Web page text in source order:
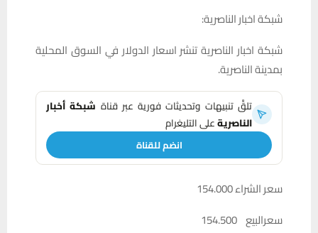
شبكة اخبار الناصرية:
شبكة اخبار الناصرية تنشر اسعار الدولار في السوق المحلية
بمدينة الناصرية.
تلقَّ تنبيهات وتحديثات فورية عبر قناة شبكة أخبار
الناصريةعلى التليغرام
انضم للقناة
سعر الشراء 154.000
سعرالبيع 154.500